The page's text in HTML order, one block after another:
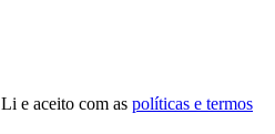
Li e aceito com as políticas e termos